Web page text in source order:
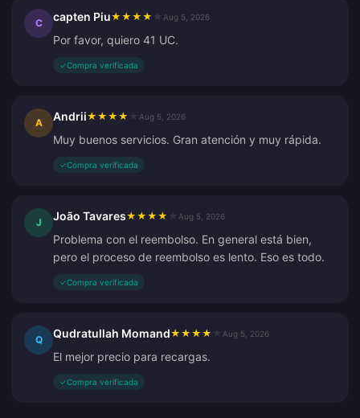
C capten Piu★ ★ ★ ★ Aug 5, 2026
Por favor, quiero 41 UC.
✓Compra verificada
A Andrii★ ★ ★ ★ Aug 5, 2026
Muy buenos servicios. Gran atención y muy rápida.
✓Compra verificada
J João Tavares★ ★ ★ ★ Aug 5, 2026
Problema con el reembolso. En general está bien,
pero el proceso de reembolso es lento. Eso es todo.
✓Compra verificada
Q Qudratullah Momand★ ★ ★ ★ Aug 5, 2026
El mejor precio para recargas.
✓Compra verificada